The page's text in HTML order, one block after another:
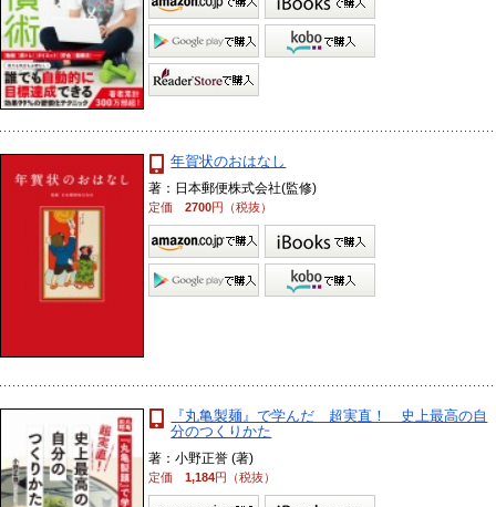
年賀状のおはなし
著：日本郵便株式会社(監修)
定価2700円（税抜）
『丸亀製麺』で学んだ 超実直！ 史上最高の自
分のつくりかた
著：小野正誉 (著)
定価1,184円（税抜）